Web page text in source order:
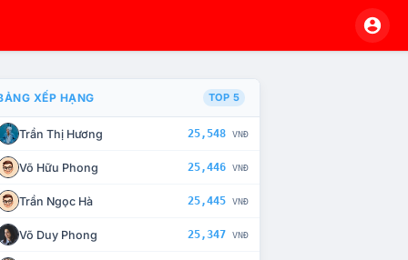
CHẾ TÀI XỬ LÝ VI PHẠM
XẾP HẠNG TOP 5
Trần Thị Hương 25,548 VNĐ
Võ Hữu Phong 25,446 VNĐ
Trần Ngọc Hà 25,445 VNĐ
Võ Duy Phong 25,347 VNĐ